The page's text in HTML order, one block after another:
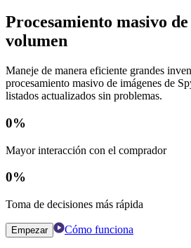
Procesamiento masivo
volumen
Maneje de manera eficiente grandes
procesamiento masivo de imágenes de
listados actualizados sin problemas.
0%
Mayor interacción con el comprador
0%
Toma de decisiones más rápida
Empezar Cómo funciona